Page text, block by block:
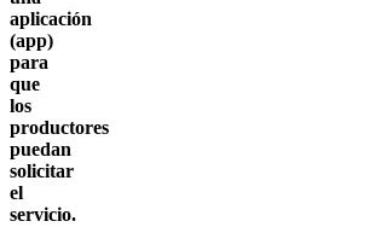
aplicación
(app)
para
que
los
productores
puedan
solicitar
el
servicio.